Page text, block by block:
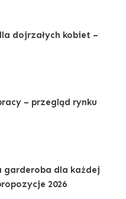
dojrzałych kobiet –
– przegląd rynku
garderoba dla każdej
2026